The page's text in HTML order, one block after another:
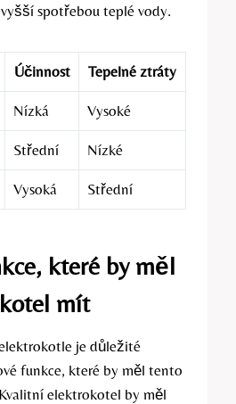
spotřebou teplé vody.
Účinnost Tepelné ztráty
Nízká Vysoké
Střední Nízké
Vysoká Střední
které by měl
mít
je důležité
funkce, které by měl tento
elektrokotel by měl​